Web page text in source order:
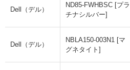
Dell（デル）
ND85-FWHBSC [プラ
チナシルバー]
Dell（デル）
NBLA150-003N1 [マ
グネタイト]